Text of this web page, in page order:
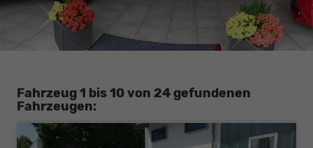
Fahrzeug 1 bis 10 von 24 gefundenen
Fahrzeugen: